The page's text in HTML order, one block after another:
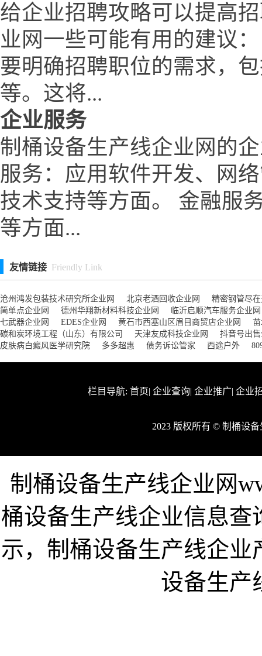
给企业招聘攻略可以提高
业网一些可能有用的建议
要明确招聘职位的需求，
等。这将...
企业服务
制桶设备生产线企业网的
服务：应用软件开发、网
技术支持等方面。 金融服
等方面...
友情链接 Friendly Link
沧州鸿发包装技术研究所企业网 北京老酒回收企业网
精密钢管尽
简单点企业网
德州华翔新材料科技企业网
临沂启顺汽车服务企业网
七武器企业网
EDES企业网 黄石市西塞山区眉目商贸店企业网
碳和炭环境工程（山东）有限公司
天津友成科技企业网
抖音号出
皮肤病白癜风医学研究院
多多超惠 债务诉讼管家 西途户外
栏目导航: 首页| 企业查询| 企业推广| 企业
2023 版权所有 © 制桶设
制桶设备生产线企业网
桶设备生产线企业信息
示，制桶设备生产线企
设备生产